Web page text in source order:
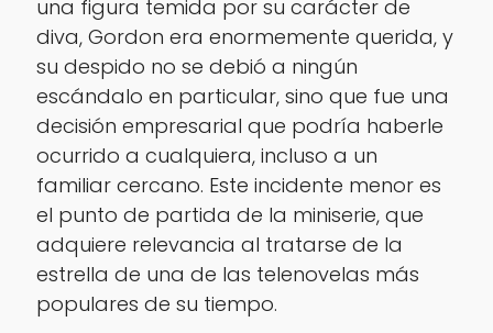
una figura temida por su carácter de
diva, Gordon era enormemente querida, y
su despido no se debió a ningún
escándalo en particular, sino que fue una
decisión empresarial que podría haberle
ocurrido a cualquiera, incluso a un
familiar cercano. Este incidente menor es
el punto de partida de la miniserie, que
adquiere relevancia al tratarse de la
estrella de una de las telenovelas más
populares de su tiempo.